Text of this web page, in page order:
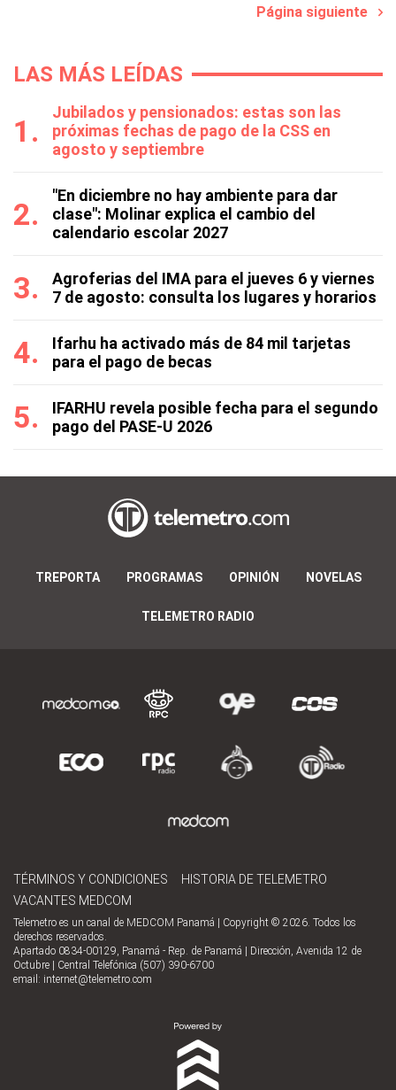
Página siguiente
LAS MÁS LEÍDAS
Jubilados y pensionados: estas son las
próximas fechas de pago de la CSS en
agosto y septiembre
"En diciembre no hay ambiente para dar
clase": Molinar explica el cambio del
calendario escolar 2027
Agroferias del IMA para el jueves 6 y viernes
7 de agosto: consulta los lugares y horarios
Ifarhu ha activado más de 84 mil tarjetas
para el pago de becas
IFARHU revela posible fecha para el segundo
pago del PASE-U 2026
TREPORTA PROGRAMAS OPINIÓN NOVELAS
TELEMETRO RADIO
TÉRMINOS Y CONDICIONES
HISTORIA DE TELEMETRO
VACANTES MEDCOM
Telemetro es un canal de MEDCOM Panamá | Copyright © 2026. Todos los
derechos reservados.
Apartado 0834-00129, Panamá - Rep. de Panamá | Dirección, Avenida 12 de
Octubre | Central Telefónica (507) 390-6700
email: internet@telemetro.com